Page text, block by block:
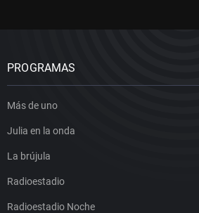
PROGRAMAS
Más de uno
Julia en la onda
La brújula
Radioestadio
Radioestadio Noche